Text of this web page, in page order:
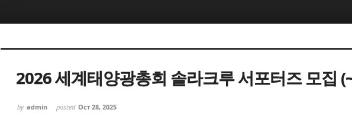
2026 세계태양광총회 솔라크루 서포터즈 모집
by admin posted Oct 28, 2025
Sketchbook5, 스케치북5
Sketchbook5, 스케치북5